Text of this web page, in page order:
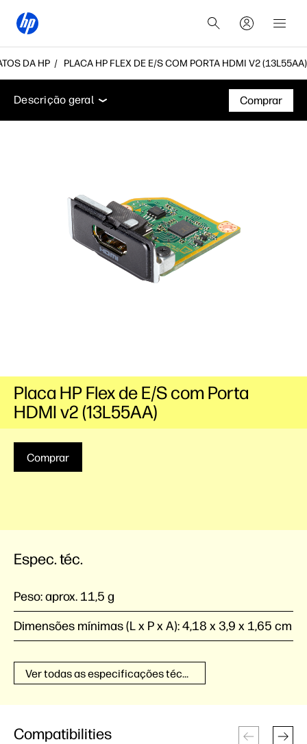
DA HP PLACA HP FLEX DE E/S COM PORTA HDMI V2 (13L55AA)
Descrição geral Especificações técnicas
Descrição geral
Comprar
Comprar
Placa HP Flex de E/S com Porta
HDMI v2 (13L55AA)
Espec. téc.
Peso:aprox. 11,5 g
Dimensões mínimas (L x P x A):4,18 x 3,9 x 1,65 cm
Ver todas as especificações técnicas
Compatibilities